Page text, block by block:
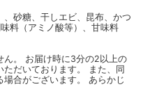
砂糖、干しエビ、昆布、かつ
料（アミノ酸等）、甘味料
ん。 お届け時に3分の2以上の
だいております。 また、同
合がございます。 あらかじ